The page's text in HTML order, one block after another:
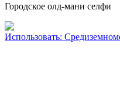
Городское олд-мани селфи
Использовать: